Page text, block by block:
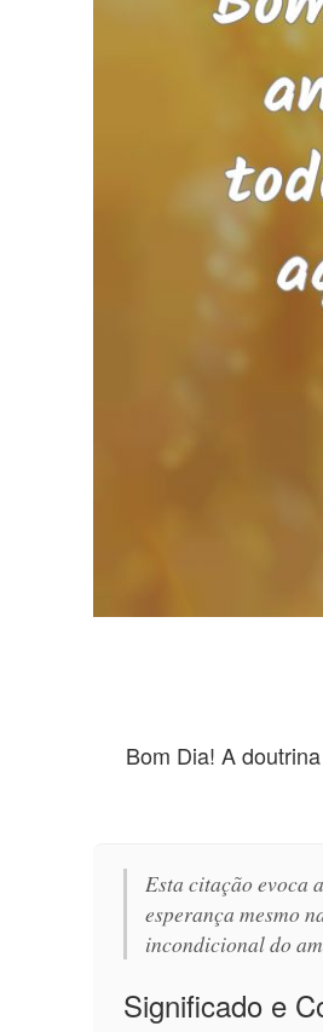
Bom Dia! A
Esta citação evoca
esperança mesmo
incondicional do
Significado e